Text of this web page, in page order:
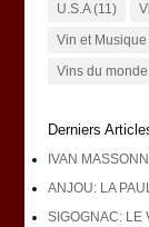
U.S.A(11)
Vin et Musique
Vins du monde
Derniers
IVAN
ANJOU: LA
SIGOGNAC: LE